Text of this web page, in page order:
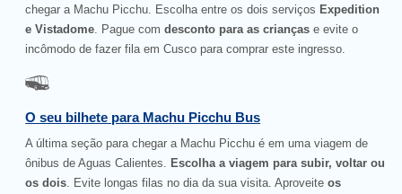
chegar a Machu Picchu. Escolha entre os dois serviços Expedition
e Vistadome. Pague comdesconto para as crianças e evite o
incômodo de fazer fila em Cusco para comprar este ingresso.
O seu bilhete para Machu Picchu Bus
A última seção para chegar a Machu Picchu é em uma viagem de
ônibus de Aguas Calientes.
Escolha a viagem para subir, voltar ou
os dois . Evite longas filas no dia da sua visita. Aproveiteos